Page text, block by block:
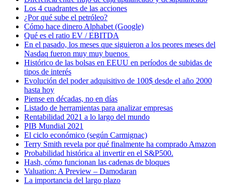
Los 4 cuadrantes de las acciones
¿Por qué sube el petróleo?
Cómo hace dinero Alphabet (Google)
Qué es el ratio EV / EBITDA
En el pasado, los meses que siguieron a los peores meses del
Nasdaq fueron muy muy buenos
Histórico de las bolsas en EEUU en períodos de subidas de
tipos de interés
Evolución del poder adquisitivo de 100$ desde el año 2000
hasta hoy
Piense en décadas, no en días
Listado de herramientas para analizar empresas
Rentabilidad 2021 a lo largo del mundo
PIB Mundial 2021
El ciclo económico (según Carmignac)
Terry Smith revela por qué finalmente ha comprado Amazon
Probabilidad histórica al invertir en el S&P500.
Hash, cómo funcionan las cadenas de bloques
Valuation: A Preview – Damodaran
La importancia del largo plazo